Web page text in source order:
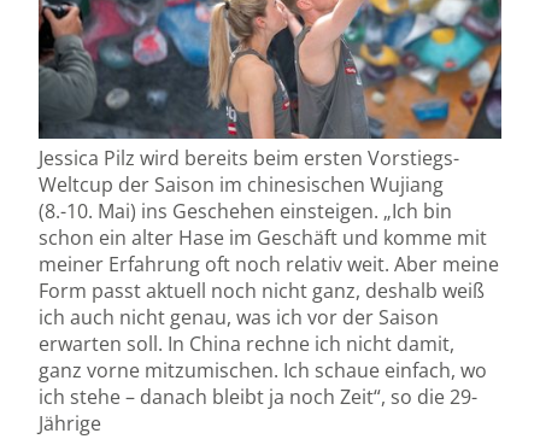
Jessica Pilz wird bereits beim ersten Vorstiegs-
Weltcup der Saison im chinesischen Wujiang
(8.-10. Mai) ins Geschehen einsteigen. „Ich bin
schon ein alter Hase im Geschäft und komme mit
meiner Erfahrung oft noch relativ weit. Aber meine
Form passt aktuell noch nicht ganz, deshalb weiß
ich auch nicht genau, was ich vor der Saison
erwarten soll. In China rechne ich nicht damit,
ganz vorne mitzumischen. Ich schaue einfach, wo
ich stehe – danach bleibt ja noch Zeit“, so die 29-
Jährige